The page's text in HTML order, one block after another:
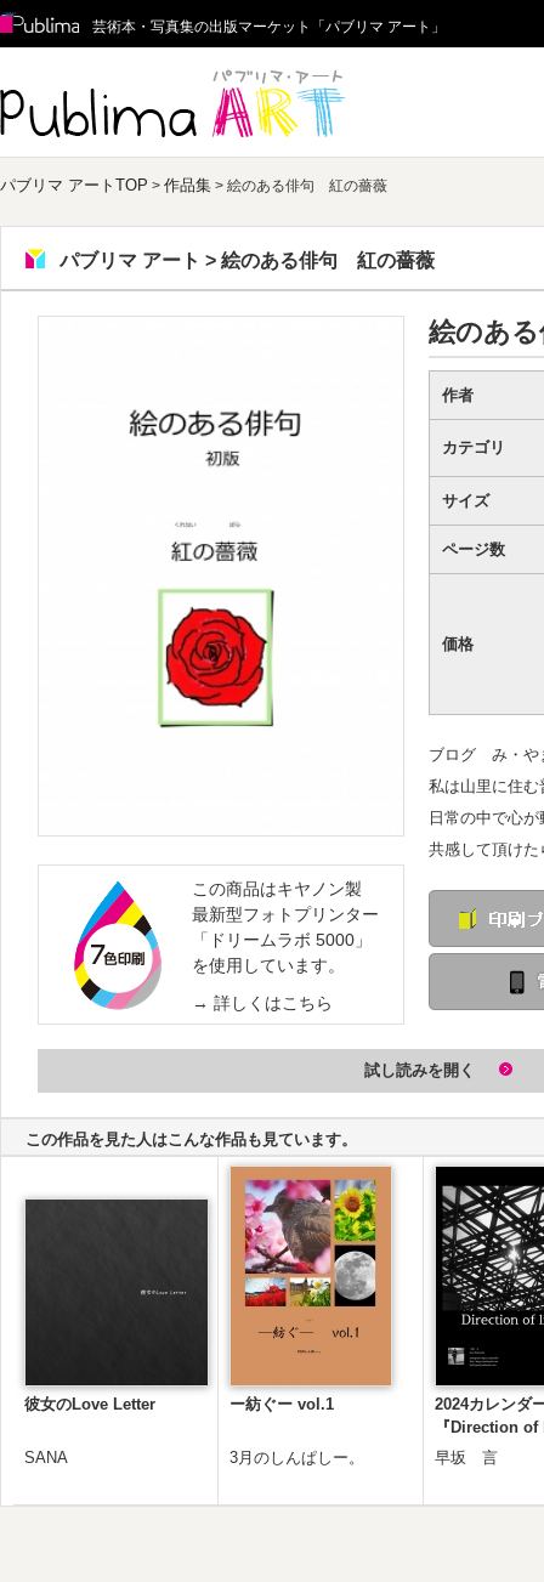
Publima
芸術本・写真集の出版マーケット「パブリマ アート」
パブリマ アートTOP > 作品集 > 絵のある俳句 紅の薔薇
パブリマ アート > 絵のある俳句 紅の薔薇
この商品はキヤノン製
最新型フォトプリンター
「ドリームラボ 5000」
を使用しています。
詳しくはこちら
絵のあ
作者
カテゴリ
サイズ
ページ数
価格
ブログ み・
私は山里に住
日常の中で心
共感して頂けた
試し読みを開く
この作品を見た人はこんな作品も見ています。
彼女のLove Letter
SANA
ー紡ぐー vol.1
3月のしんぱしー。
2024カレンダ
『Direction
早坂 言